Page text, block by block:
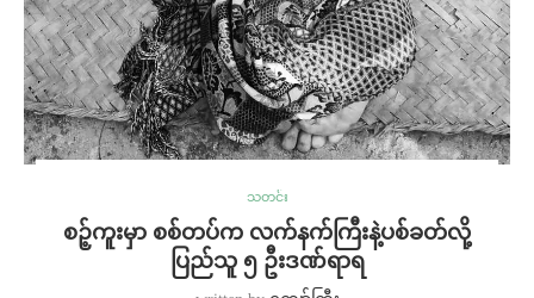
သတင်း
⁨⁨စဉ့်ကူးမှာ စစ်တပ်က လက်နက်ကြီးနဲ့ပစ်ခတ်လို့
ပြည်သူ ၅ ဦးဒဏ်ရာရ